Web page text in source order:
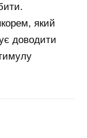
який
доводити